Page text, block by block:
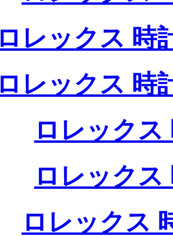
ロレックス 時
ロレックス 時
ロレックス
ロレックス
ロレックス